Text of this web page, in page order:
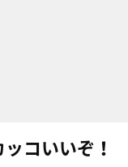
コいいぞ！